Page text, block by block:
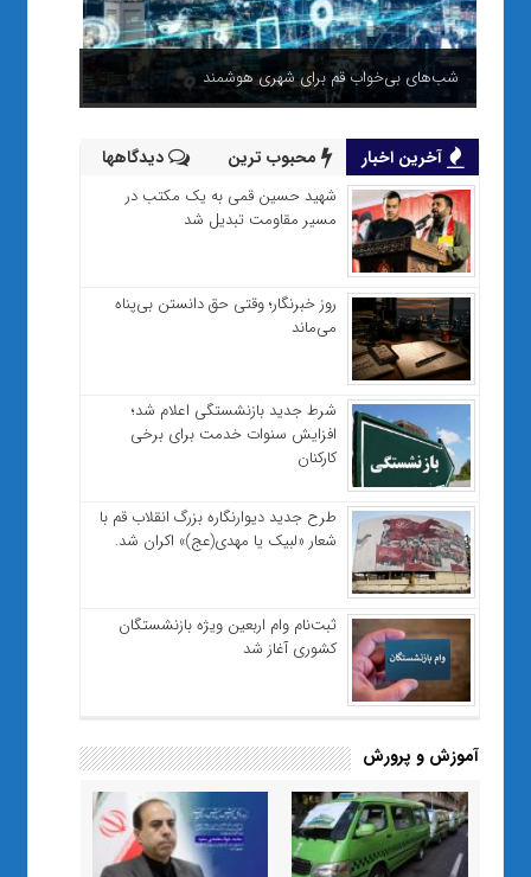
شب‌های بی‌خواب قم برای شهری هوشمند
آخرین اخبار محبوب ترین دیدگاهها
شهید حسین قمی به یک مکتب در
مسیر مقاومت تبدیل شد
روز خبرنگار؛ وقتی حق دانستن بی‌پناه
می‌ماند
شرط جدید بازنشستگی اعلام شد؛
افزایش سنوات خدمت برای برخی
کارکنان
طرح جدید دیوارنگاره بزرگ انقلاب قم با
شعار «لبیک یا مهدی(عج)» اکران شد.
ثبت‌نام وام اربعین ویژه بازنشستگان
کشوری آغاز شد
آموزش و پرورش